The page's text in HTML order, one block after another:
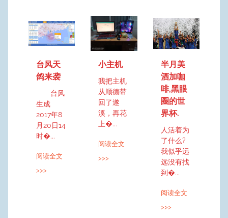
台风天
鸽来袭
台风
生成
2017年8
月20日14
时�...
阅读全文
>>>
小主机
我把主机
从顺德带
回了遂
溪，再花
上�...
阅读全文
>>>
半月美
酒加咖
啡,黑眼
圈的世
界杯.
人活着为
了什么?
我似乎远
远没有找
到�...
阅读全文
>>>